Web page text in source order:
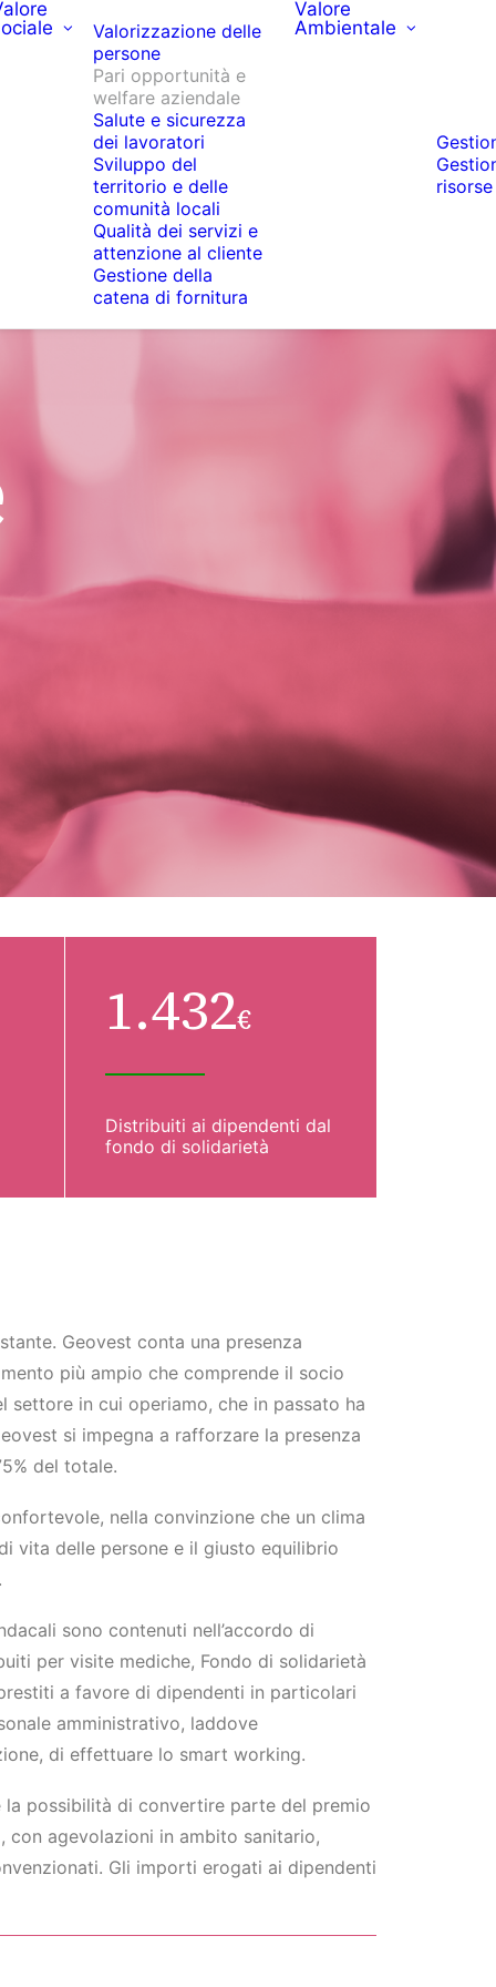
Valorizzazione delle
persone
Pari opportunità e
welfare aziendale
Salute e sicurezza
dei lavoratori
Sviluppo del
territorio e delle
comunità locali
Qualità dei servizi e
attenzione al cliente
Gestione della
catena di fornitura
Valore
Ambientale
1.432€
Distribuiti ai dipendenti dal
fondo di solidarietà
Geovest conta una presenza
più ampio che comprende il socio
settore in cui operiamo, che in passato ha
si impegna a rafforzare la presenza
del totale.
nella convinzione che un clima
vita delle persone e il giusto equilibrio
sono contenuti nell’accordo di
per visite mediche, Fondo di solidarietà
a favore di dipendenti in particolari
amministrativo, laddove
di effettuare lo smart working.
possibilità di convertire parte del premio
agevolazioni in ambito sanitario,
Gli importi erogati ai dipendenti